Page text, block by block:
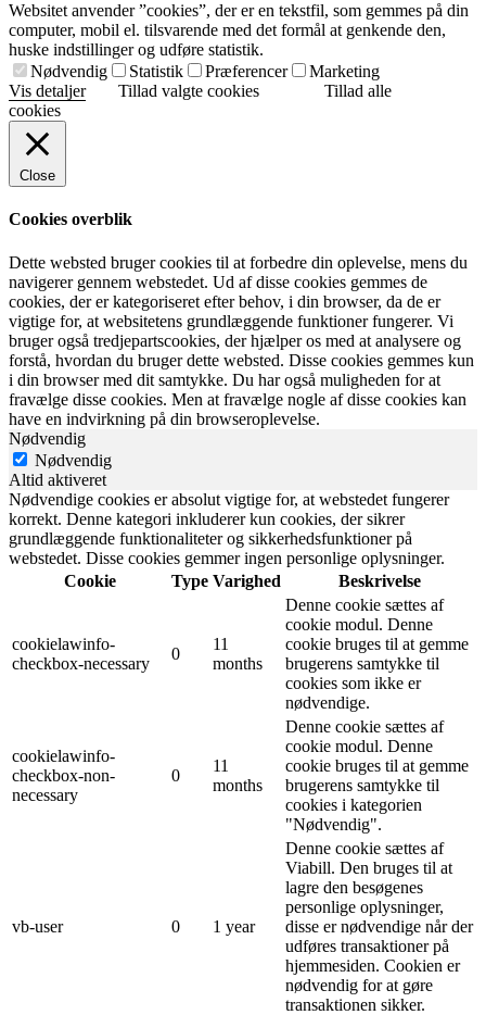
Websitet anvender ”cookies”, der er en tekstfil, som gemmes på din
computer, mobil el. tilsvarende med det formål at genkende den,
huske indstillinger og udføre statistik.
Nødvendig
Statistik Præferencer
Marketing
Vis detaljer
Tillad valgte cookies
Tillad alle
cookies
Close
Cookies overblik
Dette websted bruger cookies til at forbedre din oplevelse, mens du
navigerer gennem webstedet. Ud af disse cookies gemmes de
cookies, der er kategoriseret efter behov, i din browser, da de er
vigtige for, at websitetens grundlæggende funktioner fungerer. Vi
bruger også tredjepartscookies, der hjælper os med at analysere og
forstå, hvordan du bruger dette websted. Disse cookies gemmes kun
i din browser med dit samtykke. Du har også muligheden for at
fravælge disse cookies. Men at fravælge nogle af disse cookies kan
have en indvirkning på din browseroplevelse.
Nødvendig
Nødvendig
Altid aktiveret
Nødvendige cookies er absolut vigtige for, at webstedet fungerer
korrekt. Denne kategori inkluderer kun cookies, der sikrer
grundlæggende funktionaliteter og sikkerhedsfunktioner på
webstedet. Disse cookies gemmer ingen personlige oplysninger.
Cookie
Type Varighed Beskrivelse
cookielawinfo-
checkbox-necessary
0
11
months
Denne cookie sættes af
cookie modul. Denne
cookie bruges til at gemme
brugerens samtykke til
cookies som ikke er
nødvendige.
cookielawinfo-
checkbox-non-
necessary
0
11
months
Denne cookie sættes af
cookie modul. Denne
cookie bruges til at gemme
brugerens samtykke til
cookies i kategorien
"Nødvendig".
vb-user 0 1 year
Denne cookie sættes af
Viabill. Den bruges til at
lagre den besøgenes
personlige oplysninger,
disse er nødvendige når der
udføres transaktioner på
hjemmesiden. Cookien er
nødvendig for at gøre
transaktionen sikker.